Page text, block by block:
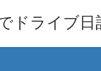
ドライブ日